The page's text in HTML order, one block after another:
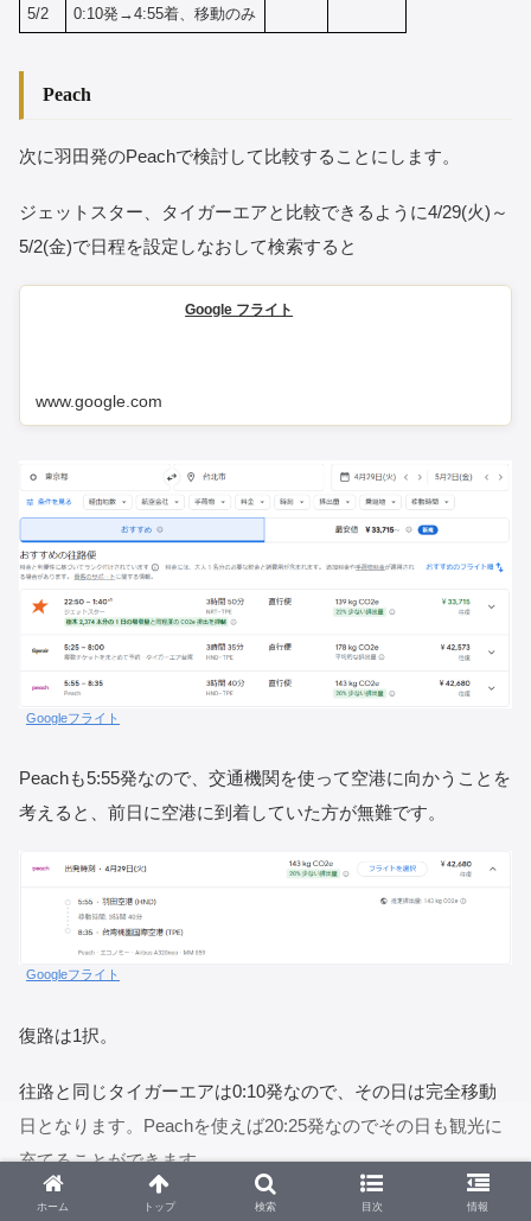
5/2 0:10発→4:55着、移動のみ
Peach
次に羽田発のPeachで検討して比較することにします。
ジェットスター、タイガーエアと比較できるように4/29(火)～
5/2(金)で日程を設定しなおして検索すると
Google フライト
www.google.com
Googleフライト
Peachも5:55発なので、交通機関を使って空港に向かうことを
考えると、前日に空港に到着していた方が無難です。
Googleフライト
復路は1択。
往路と同じタイガーエアは0:10発なので、その日は完全移動
日となります。Peachを使えば20:25発なのでその日も観光に
充てることができます。
ホーム トップ 検索 目次 情報